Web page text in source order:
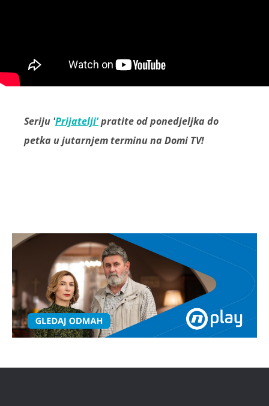
Seriju 'Prijatelji'pratite od ponedjeljka do
petka u jutarnjem terminu na Domi TV!